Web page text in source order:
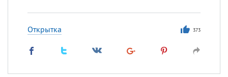
Открытка 373